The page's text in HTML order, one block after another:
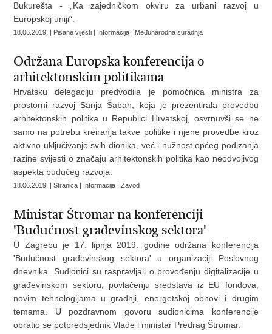
Bukurešta - „Ka zajedničkom okviru za urbani razvoj u
Europskoj uniji“.
18.06.2019. | Pisane vijesti | Informacija | Međunarodna suradnja
Održana Europska konferencija o
arhitektonskim politikama
Hrvatsku delegaciju predvodila je pomoćnica ministra za
prostorni razvoj Sanja Šaban, koja je prezentirala provedbu
arhitektonskih politika u Republici Hrvatskoj, osvrnuvši se ne
samo na potrebu kreiranja takve politike i njene provedbe kroz
aktivno uključivanje svih dionika, već i nužnost općeg podizanja
razine svijesti o značaju arhitektonskih politika kao neodvojivog
aspekta budućeg razvoja.
18.06.2019. | Stranica | Informacija | Zavod
Ministar Štromar na konferenciji
'Budućnost građevinskog sektora'
U Zagrebu je 17. lipnja 2019. godine održana konferencija
'Budućnost građevinskog sektora' u organizaciji Poslovnog
dnevnika. Sudionici su raspravljali o provođenju digitalizacije u
građevinskom sektoru, povlačenju sredstava iz EU fondova,
novim tehnologijama u gradnji, energetskoj obnovi i drugim
temama. U pozdravnom govoru sudionicima konferencije
obratio se potpredsjednik Vlade i ministar Predrag Štromar.